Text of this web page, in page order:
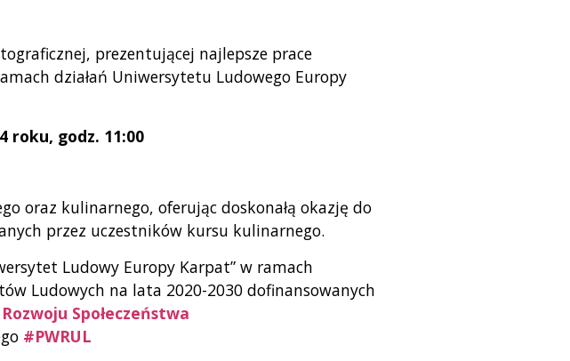
prezentującej najlepsze prace
działań Uniwersytetu Ludowego Europy
roku, godz. 11:00
oraz kulinarnego, oferując doskonałą okazję do
przez uczestników kursu kulinarnego.
Ludowy Europy Karpat” w ramach
Ludowych na lata 2020-2030 dofinansowanych
Społeczeństwa
#PWRUL